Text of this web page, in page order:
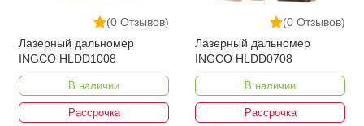
(0 Отзывов)
Лазерный дальномер
INGCO HLDD1008
В наличии
Рассрочка
(0 Отзывов)
Лазерный дальномер
INGCO HLDD0708
В наличии
Рассрочка